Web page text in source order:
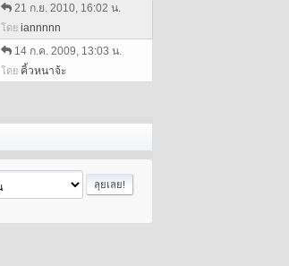
21 ก.ย. 2010, 16:02 น.
โดย iannnnn
14 ก.ค. 2009, 13:03 น.
โดย คิ้วหนาจ้ะ